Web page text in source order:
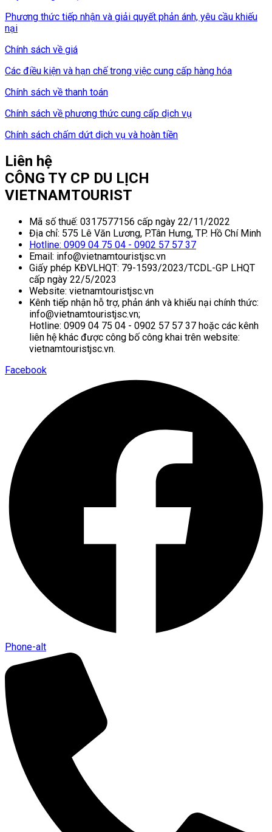
Phương thức tiếp nhận và giải quyết phản ánh, yêu cầu khiếu
nại
Chính sách về giá
Các điều kiện và hạn chế trong việc cung cấp hàng hóa
Chính sách về thanh toán
Chính sách về phương thức cung cấp dịch vụ
Chính sách chấm dứt dịch vụ và hoàn tiền
Liên hệ
CÔNG TY CP DU LỊCH
VIETNAMTOURIST
Mã số thuế: 0317577156 cấp ngày 22/11/2022
Địa chỉ: 575 Lê Văn Lương, P.Tân Hưng, TP. Hồ Chí Minh
Hotline: 0909 04 75 04 - 0902 57 57 37
Email: info@vietnamtouristjsc.vn
Giấy phép KĐVLHQT: 79-1593/2023/TCDL-GP LHQT
cấp ngày 22/5/2023
Website: vietnamtouristjsc.vn
Kênh tiếp nhận hỗ trợ, phản ánh và khiếu nại chính thức:
info@vietnamtouristjsc.vn;
Hotline: 0909 04 75 04 - 0902 57 57 37 hoặc các kênh
liên hệ khác được công bố công khai trên website:
vietnamtouristjsc.vn.
Facebook
Phone-alt